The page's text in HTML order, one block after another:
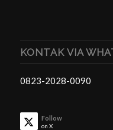
KONTAK VIA
0823-2028-0090
Follow
on X